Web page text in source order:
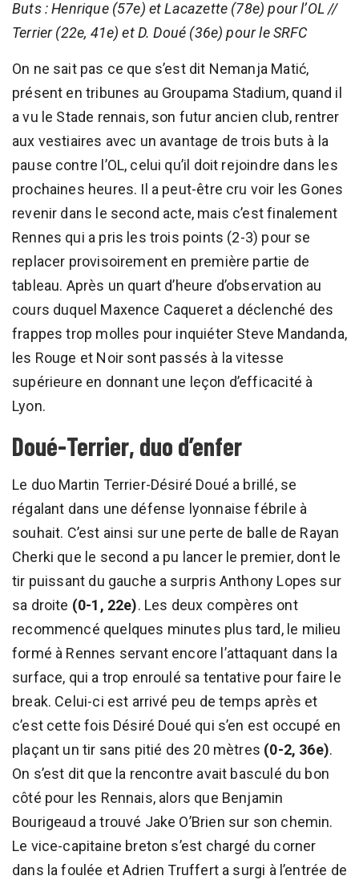
Buts : Henrique (57e) et Lacazette (78e) pour l’OL //
Terrier (22e, 41e) et D. Doué (36e) pour le SRFC
On ne sait pas ce que s’est dit Nemanja Matić,
présent en tribunes au Groupama Stadium, quand il
a vu le Stade rennais, son futur ancien club, rentrer
aux vestiaires avec un avantage de trois buts à la
pause contre l’OL, celui qu’il doit rejoindre dans les
prochaines heures. Il a peut-être cru voir les Gones
revenir dans le second acte, mais c’est finalement
Rennes qui a pris les trois points (2-3) pour se
replacer provisoirement en première partie de
tableau. Après un quart d’heure d’observation au
cours duquel Maxence Caqueret a déclenché des
frappes trop molles pour inquiéter Steve Mandanda,
les Rouge et Noir sont passés à la vitesse
supérieure en donnant une leçon d’efficacité à
Lyon.
Doué-Terrier, duo d’enfer
Le duo Martin Terrier-Désiré Doué a brillé, se
régalant dans une défense lyonnaise fébrile à
souhait. C’est ainsi sur une perte de balle de Rayan
Cherki que le second a pu lancer le premier, dont le
tir puissant du gauche a surpris Anthony Lopes sur
sa droite (0-1, 22e). Les deux compères ont
recommencé quelques minutes plus tard, le milieu
formé à Rennes servant encore l’attaquant dans la
surface, qui a trop enroulé sa tentative pour faire le
break. Celui-ci est arrivé peu de temps après et
c’est cette fois Désiré Doué qui s’en est occupé en
plaçant un tir sans pitié des 20 mètres (0-2, 36e).
On s’est dit que la rencontre avait basculé du bon
côté pour les Rennais, alors que Benjamin
Bourigeaud a trouvé Jake O’Brien sur son chemin.
Le vice-capitaine breton s’est chargé du corner
dans la foulée et Adrien Truffert a surgi à l’entrée de